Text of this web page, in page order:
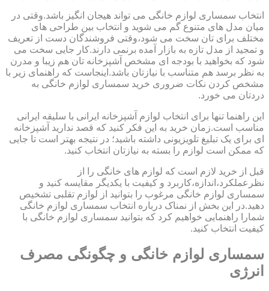
انتخاب سمساری لوازم خانگی می تواند هیجان انگیز باشد.وقتی در
میان مدل های متنوع گم می شوید و انتخاب بین طراحی های
مختلف برای تان سخت می شود،وقتی فروشندگان دست از تعریف
و تمجید از مدل تازه به بازار آمده برنمی دارند.کار جایی سخت می
شود که بخواهید با بودجه ای مشخص آشپزخانه تان هم زیبا و مدرن
به نظر برسد هم متناسب با نیازتان باشد.اینجاست که راهنمای زیر با
مشخص کردن نکات ضروری خرید سمساری لوازم خانگی به
دردتان می خورد.
این راهنما تنها برای انتخاب لوازم آشپزخانه ایرانی با سلیقه ایرانی
مناسب است.زمان خرید به این فکر کنید که قصد ندارید آشپزخانه
ای برای یک تبلیغ تلویزیونی داشته باشید؛ در نتیجه بهتر است تا جایی
که ممکن است لوازم را بسته به نیازتان انتخاب کنید.
قبل از خرید لازم است که لوازم های خانگی را از
نظرعملکرد،اندازه،کاربرد و کیفیت با یکدیگر مقایسه کنید و
سمساری لوازم خانگی مرغوب را بتوانید از لوازم تقلبی تشخیص
دهید.در این بخش از نمناک درباره انتخاب سمساری لوازم خانگی
شمارا راهنمایی خواهیم کرد که بتوانید سمساری لوازم خانگی با
کیفیت انتخاب کنید.
سمساری لوازم خانگی و چگونگی مصرف
انرژی